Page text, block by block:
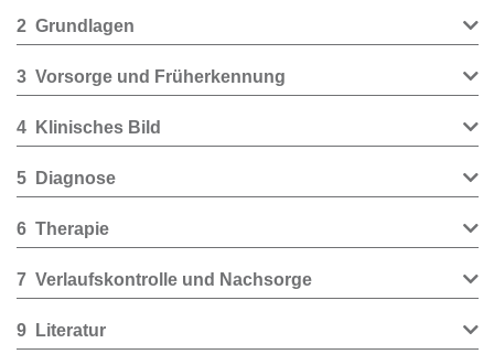
2 Grundlagen
3 Vorsorge und Früherkennung
4 Klinisches Bild
5 Diagnose
6 Therapie
7 Verlaufskontrolle und Nachsorge
9 Literatur